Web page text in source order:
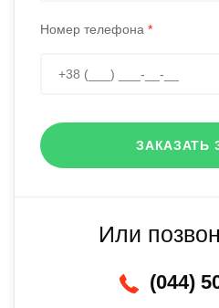
Номер телефона *
ЗАКАЗАТЬ
Или
(044)